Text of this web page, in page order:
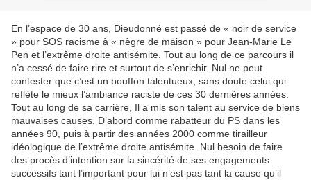
En l’espace de 30 ans, Dieudonné est passé de « noir de service
» pour SOS racisme à « nègre de maison » pour Jean-Marie Le
Pen et l’extrême droite antisémite. Tout au long de ce parcours il
n’a cessé de faire rire et surtout de s’enrichir. Nul ne peut
contester que c’est un bouffon talentueux, sans doute celui qui
reflète le mieux l’ambiance raciste de ces 30 dernières années.
Tout au long de sa carrière, Il a mis son talent au service de biens
mauvaises causes. D’abord comme rabatteur du PS dans les
années 90, puis à partir des années 2000 comme tirailleur
idéologique de l’extrême droite antisémite. Nul besoin de faire
des procès d’intention sur la sincérité de ses engagements
successifs tant l’important pour lui n’est pas tant la cause qu’il